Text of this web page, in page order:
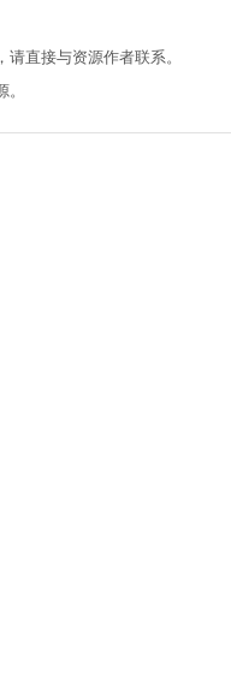
直接与资源作者联系。